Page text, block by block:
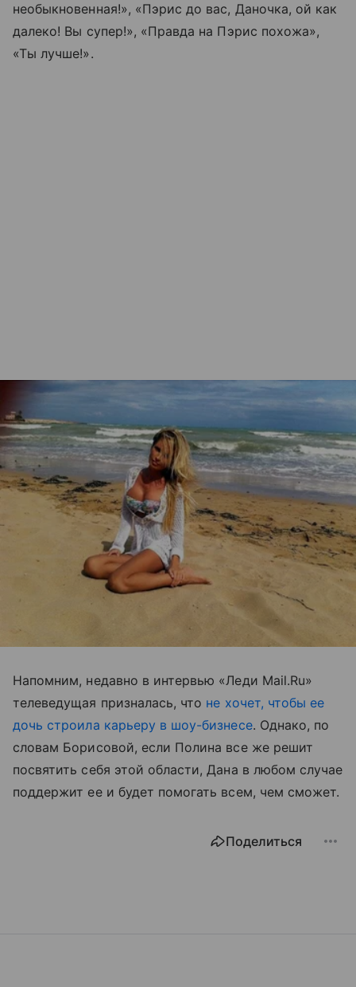
необыкновенная!», «Пэрис до вас, Даночка, ой как
далеко! Вы супер!», «Правда на Пэрис похожа»,
«Ты лучше!».
Напомним, недавно в интервью «Леди Mail.Ru»
телеведущая призналась, что не хочет, чтобы ее
дочь строила карьеру в шоу-бизнесе. Однако, по
словам Борисовой, если Полина все же решит
посвятить себя этой области, Дана в любом случае
поддержит ее и будет помогать всем, чем сможет.
Поделиться